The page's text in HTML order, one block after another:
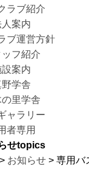
ラブ紹介
案内
ブ運営方針
ッフ紹介
案内
学舎
里学舎
ャラリー
者専用
せtopics
> お知らせ > 専用バ